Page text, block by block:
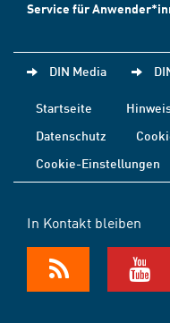
Service für
DIN Media
Startseite
Datenschutz
Cookie-Einstellungen
In Kontakt bleiben